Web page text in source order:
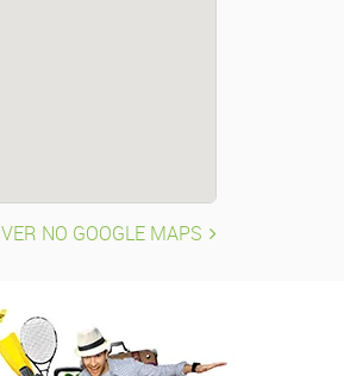
VER NO GOOGLE MAPS